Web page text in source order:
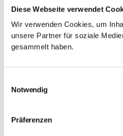
Diese Webseite verwendet
Wir verwenden Cookies, um
unsere Partner für soziale
gesammelt haben.
Notwendig
Präferenzen